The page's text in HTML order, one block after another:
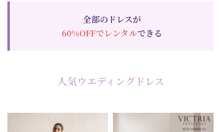
全部のドレスが
60%OFFでレンタルできる
人気ウエディングドレス